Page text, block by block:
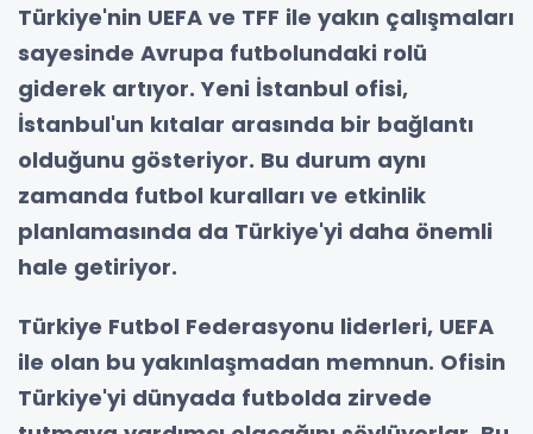
Türkiye'nin UEFA ve TFF ile yakın çalışmaları
sayesinde Avrupa futbolundaki rolü
giderek artıyor. Yeni İstanbul ofisi,
İstanbul'un kıtalar arasında bir bağlantı
olduğunu gösteriyor. Bu durum aynı
zamanda futbol kuralları ve etkinlik
planlamasında da Türkiye'yi daha önemli
hale getiriyor.
Türkiye Futbol Federasyonu liderleri, UEFA
ile olan bu yakınlaşmadan memnun. Ofisin
Türkiye'yi dünyada futbolda zirvede